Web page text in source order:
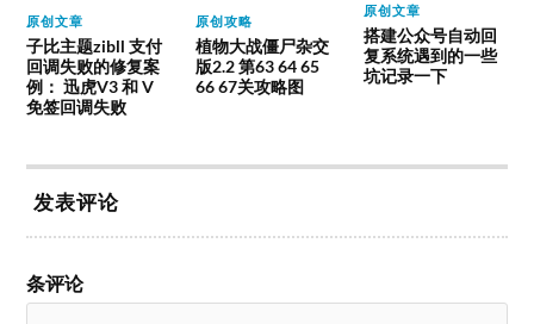
原创文章
子比主题zibll 支付
回调失败的修复案
例： 迅虎V3 和 V
免签回调失败
原创攻略
植物大战僵尸杂交
版2.2 第63 64 65
66 67关攻略图
原创文章
搭建公众号自动回
复系统遇到的一些
坑记录一下
发表评论
条评论